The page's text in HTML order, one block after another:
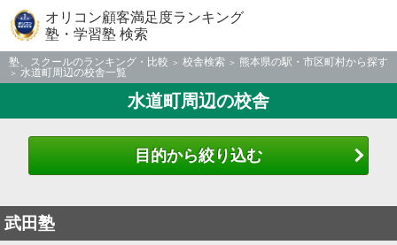
オリコン顧客満足度ランキング
塾・学習塾 検索
塾、スクールのランキング・比較 校舎検索
熊本県の駅・市区町村から探す
水道町周辺の校舎一覧
水道町周辺の校舎
目的から絞り込む
武田塾